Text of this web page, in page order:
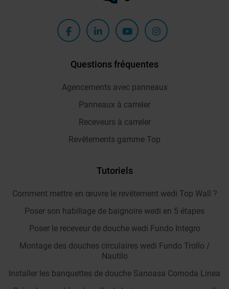
Questions fréquentes
Agencements avec panneaux
Panneaux à carreler
Receveurs à carreler
Revêtements gamme Top
Tutoriels
Comment mettre en œuvre le revêtement wedi Top Wall ?
Poser son habillage de baignoire wedi en 5 étapes
Poser le receveur de douche wedi Fundo Integro
Montage des douches circulaires wedi Fundo Trollo /
Nautilo
Installer les banquettes de douche Sanoasa Comoda Linea